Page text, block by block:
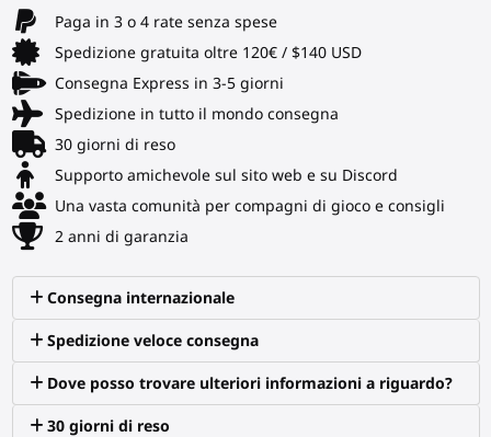
Paga in 3 o 4 rate senza spese
Spedizione gratuita oltre 120€ / $140 USD
Consegna Express in 3-5 giorni
Spedizione in tutto il mondo consegna
30 giorni di reso
Supporto amichevole sul sito web e su Discord
Una vasta comunità per compagni di gioco e consigli
2 anni di garanzia
Consegna internazionale
Spedizione veloce consegna
Dove posso trovare ulteriori informazioni a riguardo?
30 giorni di reso